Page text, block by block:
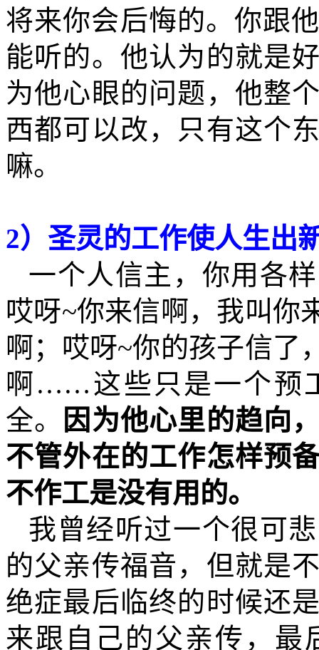
将来你会后悔的。你跟
能听的。他认为的就是
为他心眼的问题，他整
西都可以改，只有这个
嘛。
2）圣灵的工作使人生出
一个人信主，你用各
哎呀~你来信啊，我叫你
啊；哎呀~你的孩子信了
啊……这些只是一个预
全。
因为他心里的趋向
不管外在的工作怎样预
不作工是没有用的。
我曾经听过一个很可
的父亲传福音，但就是
绝症最后临终的时候还
来跟自己的父亲传，最